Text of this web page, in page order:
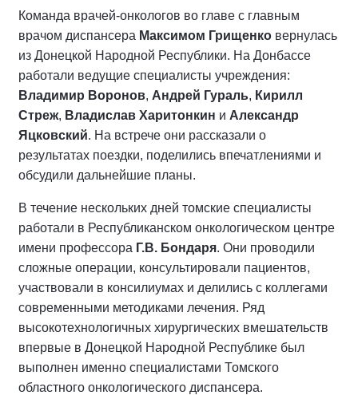
Команда врачей-онкологов во главе с главным
врачом диспансера Максимом Грищенко вернулась
из Донецкой Народной Республики. На Донбассе
работали ведущие специалисты учреждения:
Владимир Воронов, Андрей Гураль, Кирилл
Стреж, Владислав Харитонкин и Александр
Яцковский. На встрече они рассказали о
результатах поездки, поделились впечатлениями и
обсудили дальнейшие планы.
В течение нескольких дней томские специалисты
работали в Республиканском онкологическом центре
имени профессора Г.В. Бондаря. Они проводили
сложные операции, консультировали пациентов,
участвовали в консилиумах и делились с коллегами
современными методиками лечения. Ряд
высокотехнологичных хирургических вмешательств
впервые в Донецкой Народной Республике был
выполнен именно специалистами Томского
областного онкологического диспансера.